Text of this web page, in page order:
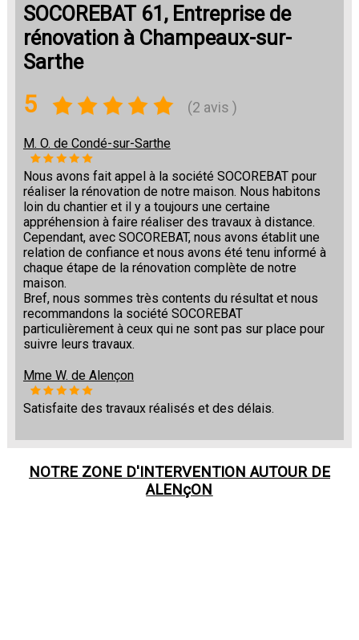
SOCOREBAT 61, Entreprise de
rénovation à Champeaux-sur-
Sarthe
5 (2 avis )
M. O. de Condé-sur-Sarthe
Nous avons fait appel à la société SOCOREBAT pour
réaliser la rénovation de notre maison. Nous habitons
loin du chantier et il y a toujours une certaine
appréhension à faire réaliser des travaux à distance.
Cependant, avec SOCOREBAT, nous avons établit une
relation de confiance et nous avons été tenu informé à
chaque étape de la rénovation complète de notre
maison.
Bref, nous sommes très contents du résultat et nous
recommandons la société SOCOREBAT
particulièrement à ceux qui ne sont pas sur place pour
suivre leurs travaux.
Mme W. de Alençon
Satisfaite des travaux réalisés et des délais.
NOTRE ZONE D'INTERVENTION AUTOUR DE
ALENçON